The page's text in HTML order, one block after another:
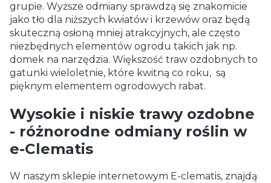
grupie. Wyższe odmiany sprawdzą się znakomicie
jako tło dla niższych kwiatów i krzewów oraz będą
skuteczną osłoną mniej atrakcyjnych, ale często
niezbędnych elementów ogrodu takich jak np.
domek na narzędzia. Większość traw ozdobnych to
gatunki wieloletnie, które kwitną co roku, są
pięknym elementem ogrodowych rabat.
Wysokie i niskie trawy ozdobne
- różnorodne odmiany roślin w
e-Clematis
W naszym sklepie internetowym E-clematis, znajdą